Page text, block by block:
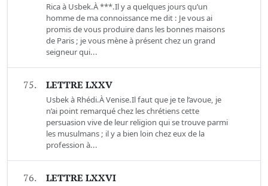
Rica à Usbek.À ***.Il y a quelques jours qu’un
homme de ma connoissance me dit : Je vous ai
promis de vous produire dans les bonnes maisons
de Paris ; je vous mène à présent chez un grand
seigneur qui...
75. LETTRE LXXV
Usbek à Rhédi.À Venise.Il faut que je te l’avoue, je
n’ai point remarqué chez les chrétiens cette
persuasion vive de leur religion qui se trouve parmi
les musulmans ; il y a bien loin chez eux de la
profession à...
76. LETTRE LXXVI